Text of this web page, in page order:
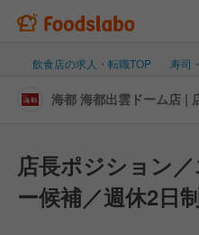
飲食店の求人・転職TOP 寿司
海都 海都出雲ドーム店 |
店長ポジション
ー候補／週休2日